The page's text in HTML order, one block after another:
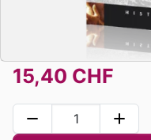
15,40 CHF
remove add